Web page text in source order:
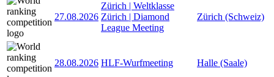
27.08.2026
Zürich | Weltklasse
Zürich | Diamond
League Meeting
Zürich (Schweiz)
28.08.2026 HLF-Wurfmeeting Halle (Saale)